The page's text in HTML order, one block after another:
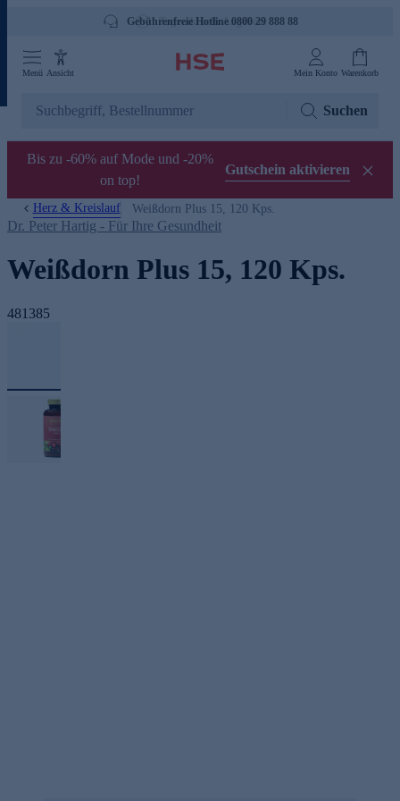
Gebührenfreie Hotline 0800 29 888 88
Menü Ansicht Mein Konto Warenkorb
Suchen
Bis zu -60% auf Mode und -20%
on top!
Gutschein aktivieren
Herz & Kreislauf Weißdorn Plus 15, 120 Kps.
Dr. Peter Hartig - Für Ihre Gesundheit
Weißdorn Plus 15, 120 Kps.
481385